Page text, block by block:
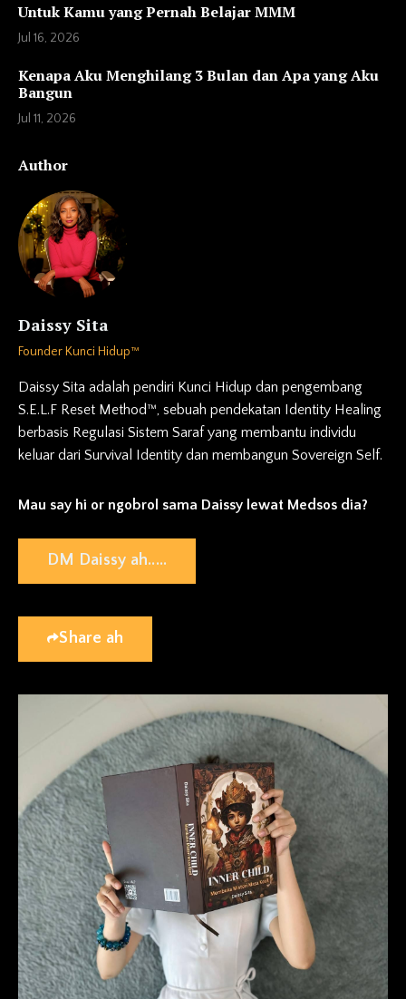
Untuk Kamu yang Pernah Belajar MMM
Jul 16, 2026
Kenapa Aku Menghilang 3 Bulan dan Apa yang Aku
Bangun
Jul 11, 2026
Author
Daissy Sita
Founder Kunci Hidup™
Daissy Sita adalah pendiri Kunci Hidup dan pengembang
S.E.L.F Reset Method™, sebuah pendekatan Identity Healing
berbasis Regulasi Sistem Saraf yang membantu individu
keluar dari Survival Identity dan membangun Sovereign Self.
Mau say hi or ngobrol sama Daissy lewat Medsos dia?
DM Daissy ah.....
Share ah